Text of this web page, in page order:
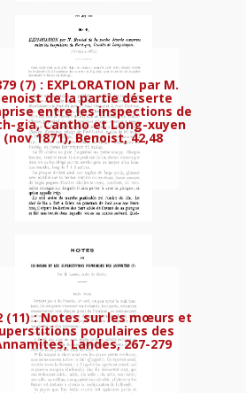
de crevettes à Ca-
(7) : EXPLORATION par M.
de la partie déserte
entre les inspections de
gia, Cantho et Long-xuyen
(nov 1871), Benoist, 42,48
(11) : Notes sur les mœurs et
populaires des
Landes, 267-279